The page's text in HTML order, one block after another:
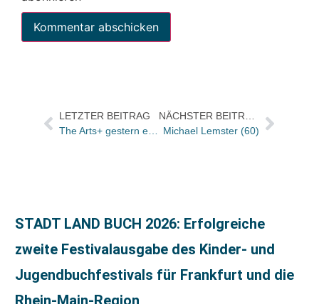
LETZTER BEITRAG
The Arts+ gestern eröffnet
NÄCHSTER BEITRAG
Michael Lemster (60)
STADT LAND BUCH 2026: Erfolgreiche
zweite Festivalausgabe des Kinder- und
Jugendbuchfestivals für Frankfurt und die